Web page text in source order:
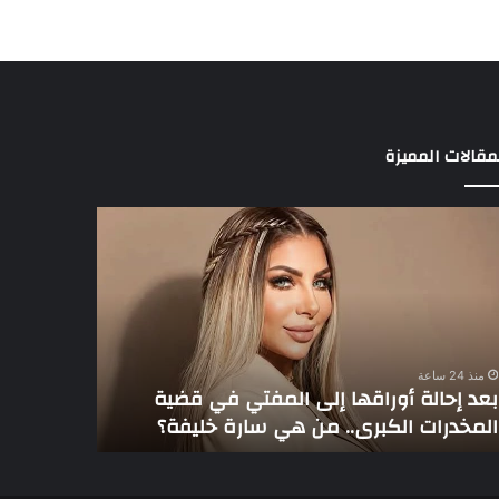
المميزة
منذ 24 ساعة
بعد إحالة أوراقها إلى المفتي في قضية
المخدرات الكبرى.. من هي سارة خليفة؟